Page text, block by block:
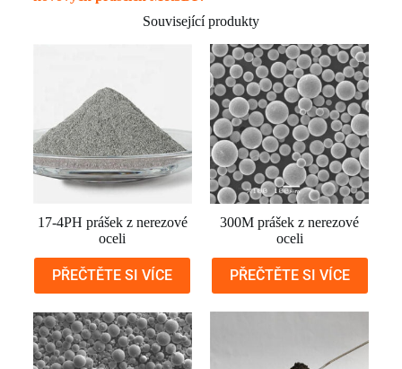
Související produkty
17-4PH prášek z nerezové
oceli
PŘEČTĚTE SI VÍCE
300M prášek z nerezové
oceli
PŘEČTĚTE SI VÍCE